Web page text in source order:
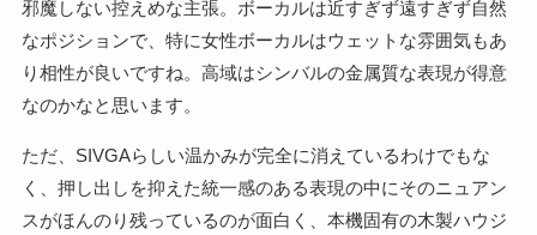
邪魔しない控えめな主張。ボーカルは近すぎず遠すぎず自然
なポジションで、特に女性ボーカルはウェットな雰囲気もあ
り相性が良いですね。高域はシンバルの金属質な表現が得意
なのかなと思います。
ただ、SIVGAらしい温かみが完全に消えているわけでもな
く、押し出しを抑えた統一感のある表現の中にそのニュアン
スがほんのり残っているのが面白く、本機固有の木製ハウジ